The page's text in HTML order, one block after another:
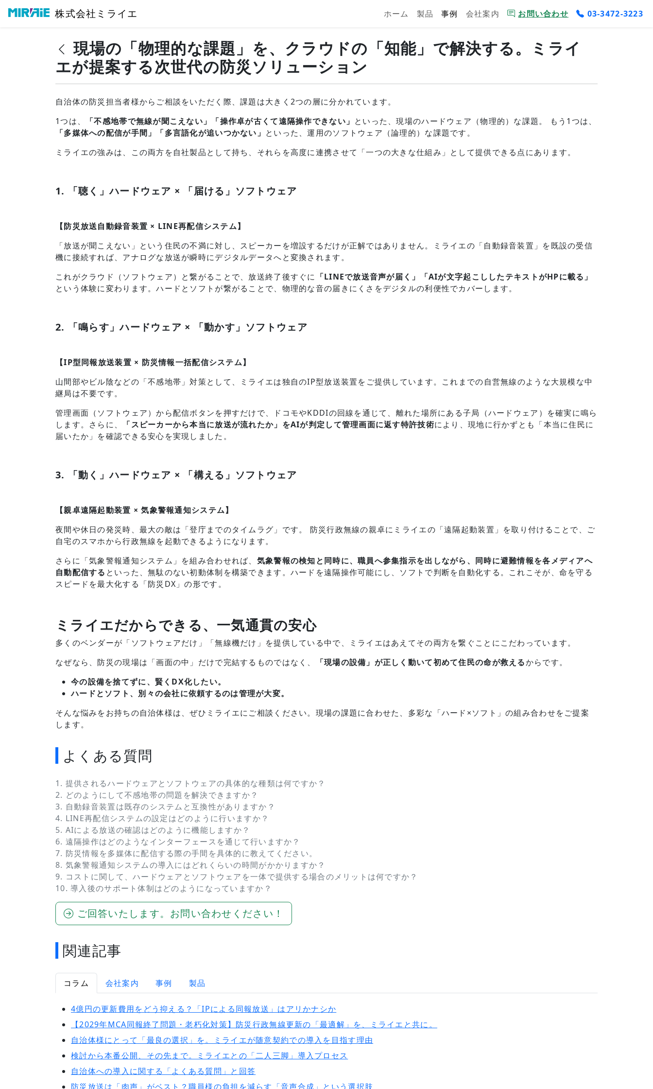
株式会社ミライエ ホーム 製品 事例 会社案内 お問い合わせ 03-3472-3223
現場の「物理的な課題」を、クラウドの「知能」で解決する。ミライ
エが提案する次世代の防災ソリューション
自治体の防災担当者様からご相談をいただく際、課題は大きく2つの層に分かれています。
1つは、
「不感地帯で無線が聞こえない」「操作卓が古くて遠隔操作できない」 といった、現場のハードウェア（物理的）な課題。 もう1つは、
「多媒体への配信が手間」「多言語化が追いつかない」 といった、運用のソフトウェア（論理的）な課題です。
ミライエの強みは、この両方を自社製品として持ち、それらを高度に連携させて「一つの大きな仕組み」として提供できる点にあります。
1. 「聴く」ハードウェア × 「届ける」ソフトウェア
【防災放送自動録音装置 × LINE再配信システム】
「放送が聞こえない」という住民の不満に対し、スピーカーを増設するだけが正解ではありません。ミライエの「自動録音装置」を既設の受信
機に接続すれば、アナログな放送が瞬時にデジタルデータへと変換されます。
これがクラウド（ソフトウェア）と繋がることで、放送終了後すぐに 「LINEで放送音声が届く」「AIが文字起こししたテキストがHPに載る」
という体験に変わります。ハードとソフトが繋がることで、物理的な音の届きにくさをデジタルの利便性でカバーします。
2. 「鳴らす」ハードウェア × 「動かす」ソフトウェア
【IP型同報放送装置 × 防災情報一括配信システム】
山間部やビル陰などの「不感地帯」対策として、ミライエは独自のIP型放送装置をご提供しています。これまでの自営無線のような大規模な中
継局は不要です。
管理画面（ソフトウェア）から配信ボタンを押すだけで、ドコモやKDDIの回線を通じて、離れた場所にある子局（ハードウェア）を確実に鳴ら
します。さらに、
「スピーカーから本当に放送が流れたか」をAIが判定して管理画面に返す特許技術により、現地に行かずとも「本当に住民に
届いたか」を確認できる安心を実現しました。
3. 「動く」ハードウェア × 「構える」ソフトウェア
【親卓遠隔起動装置 × 気象警報通知システム】
夜間や休日の発災時、最大の敵は「登庁までのタイムラグ」です。 防災行政無線の親卓にミライエの「遠隔起動装置」を取り付けることで、ご
自宅のスマホから行政無線を起動できるようになります。
さらに「気象警報通知システム」を組み合わせれば、 気象警報の検知と同時に、職員へ参集指示を出しながら、同時に避難情報を各メディアへ
自動配信する といった、無駄のない初動体制を構築できます。ハードを遠隔操作可能にし、ソフトで判断を自動化する。これこそが、命を守る
スピードを最大化する「防災DX」の形です。
ミライエだからできる、一気通貫の安心
多くのベンダーが「ソフトウェアだけ」「無線機だけ」を提供している中で、ミライエはあえてその両方を繋ぐことにこだわっています。
なぜなら、防災の現場は「画面の中」だけで完結するものではなく、
「現場の設備」が正しく動いて初めて住民の命が救えるからです。
今の設備を捨てずに、賢くDX化したい。
ハードとソフト、別々の会社に依頼するのは管理が大変。
そんな悩みをお持ちの自治体様は、ぜひミライエにご相談ください。現場の課題に合わせた、多彩な「ハード×ソフト」の組み合わせをご提案
します。
よくある質問
1. 提供されるハードウェアとソフトウェアの具体的な種類は何ですか？
2. どのようにして不感地帯の問題を解決できますか？
3. 自動録音装置は既存のシステムと互換性がありますか？
4. LINE再配信システムの設定はどのように行いますか？
5. AIによる放送の確認はどのように機能しますか？
6. 遠隔操作はどのようなインターフェースを通じて行いますか？
7. 防災情報を多媒体に配信する際の手間を具体的に教えてください。
8. 気象警報通知システムの導入にはどれくらいの時間がかかりますか？
9. コストに関して、ハードウェアとソフトウェアを一体で提供する場合のメリットは何ですか？
10. 導入後のサポート体制はどのようになっていますか？
ご回答いたします。お問い合わせください！
関連記事
コラム 会社案内 事例 製品
4億円の更新費用をどう抑える？「IPによる同報放送」はアリかナシか
【2029年MCA同報終了問題・老朽化対策】防災行政無線更新の「最適解」を、ミライエと共に。
自治体様にとって「最良の選択」を。ミライエが随意契約での導入を目指す理由
検討から本番公開、その先まで。ミライエとの「二人三脚」導入プロセス
自治体への導入に関する「よくある質問」と回答
防災放送は「肉声」がベスト？職員様の負担を減らす「音声合成」という選択肢